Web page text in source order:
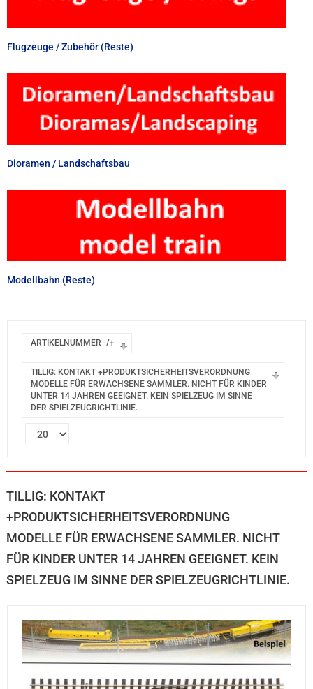
Flugzeuge / Zubehör (Reste)
Dioramen / Landschaftsbau
Modellbahn (Reste)
ARTIKELNUMMER -/+
TILLIG: KONTAKT +PRODUKTSICHERHEITSVERORDNUNG
MODELLE FÜR ERWACHSENE SAMMLER. NICHT FÜR KINDER
UNTER 14 JAHREN GEEIGNET. KEIN SPIELZEUG IM SINNE
DER SPIELZEUGRICHTLINIE.
TILLIG: KONTAKT
+PRODUKTSICHERHEITSVERORDNUNG
MODELLE FÜR ERWACHSENE SAMMLER. NICHT
FÜR KINDER UNTER 14 JAHREN GEEIGNET. KEIN
SPIELZEUG IM SINNE DER SPIELZEUGRICHTLINIE.